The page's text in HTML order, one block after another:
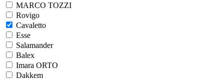
MARCO TOZZI
Rovigo
Cavaletto
Esse
Salamander
Balex
Imara ORTO
Dakkem